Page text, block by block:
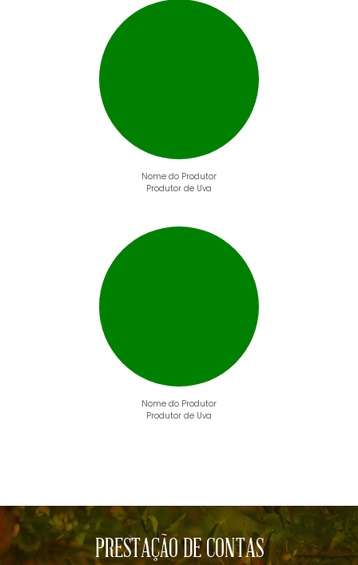
Nome do Produtor
Produtor de Uva
Nome do Produtor
Produtor de Uva
PRESTAÇÃO DE CONTAS